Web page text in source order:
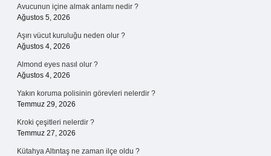
Avucunun içine almak anlamı nedir ?
Ağustos 5, 2026
Aşırı vücut kuruluğu neden olur ?
Ağustos 4, 2026
Almond eyes nasıl olur ?
Ağustos 4, 2026
Yakın koruma polisinin görevleri nelerdir ?
Temmuz 29, 2026
Kroki çeşitleri nelerdir ?
Temmuz 27, 2026
Kütahya Altıntaş ne zaman ilçe oldu ?